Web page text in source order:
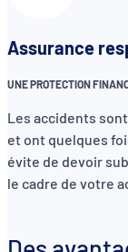
Assurance
UNE PROTECTION
Les accidents
et ont quelques
évite de devoir
le cadre de votre